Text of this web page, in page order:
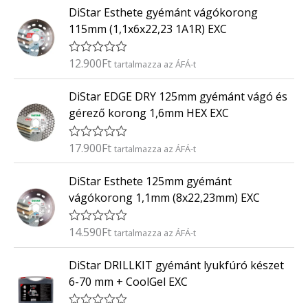
/
5
é
k
e
l
s
:
/
5
DiStar Esthete gyémánt vágókorong
115mm (1,1x6x22,23 1A1R) EXC
É
é
e
l
é
s
:
/
5
12.900Ft tartalmazza az ÁFÁ-t
DiStar EDGE DRY 125mm gyémánt vágó és
gérező korong 1,6mm HEX EXC
É
é
e
l
é
s
:
/
5
17.900Ft tartalmazza az ÁFÁ-t
DiStar Esthete 125mm gyémánt
vágókorong 1,1mm (8x22,23mm) EXC
É
é
k
e
l
14.590Ft tartalmazza az ÁFÁ-t
DiStar DRILLKIT gyémánt lyukfúró készet
6-70 mm + CoolGel EXC